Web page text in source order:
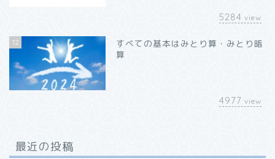
5284 view
12
すべての基本はみとり算・みとり暗
算
4977 view
最近の投稿